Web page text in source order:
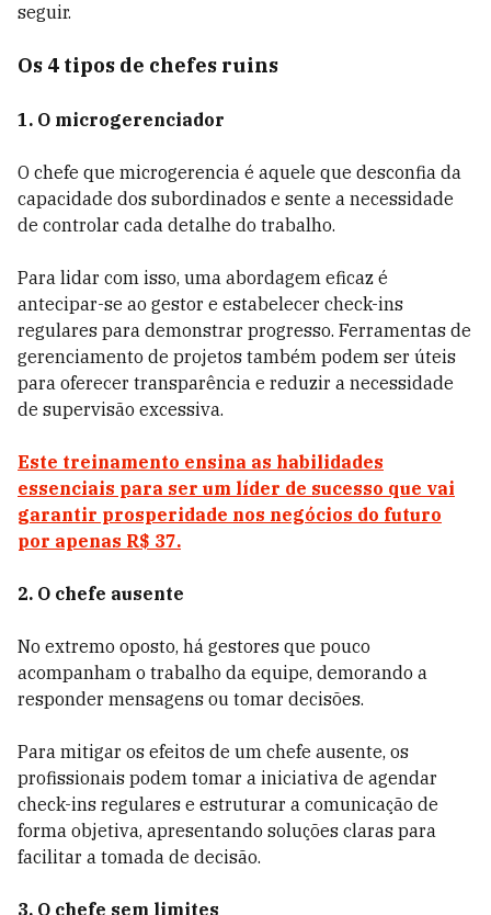
seguir.
Os 4 tipos de chefes ruins
1. O microgerenciador
O chefe que microgerencia é aquele que desconfia da
capacidade dos subordinados e sente a necessidade
de controlar cada detalhe do trabalho.
Para lidar com isso, uma abordagem eficaz é
antecipar-se ao gestor e estabelecer check-ins
regulares para demonstrar progresso. Ferramentas de
gerenciamento de projetos também podem ser úteis
para oferecer transparência e reduzir a necessidade
de supervisão excessiva.
Este treinamento ensina as habilidades
essenciais para ser um líder de sucesso que vai
garantir prosperidade nos negócios do futuro
por apenas R$ 37.
2. O chefe ausente
No extremo oposto, há gestores que pouco
acompanham o trabalho da equipe, demorando a
responder mensagens ou tomar decisões.
Para mitigar os efeitos de um chefe ausente, os
profissionais podem tomar a iniciativa de agendar
check-ins regulares e estruturar a comunicação de
forma objetiva, apresentando soluções claras para
facilitar a tomada de decisão.
3. O chefe sem limites